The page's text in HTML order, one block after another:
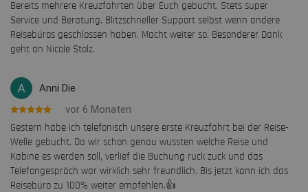
Bereits mehrere Kreuzfahrten über Euch gebucht. Stets super
Service und Beratung. Blitzschneller Support selbst wenn andere
Reisebüros geschlossen haben. Macht weiter so. Besonderer Dank
geht an Nicole Stolz.
Anni Die
vor 6 Monaten
Gestern habe ich telefonisch unsere erste Kreuzfahrt bei der Reise-
Welle gebucht. Da wir schon genau wussten welche Reise und
Kabine es werden soll, verlief die Buchung ruck zuck und das
Telefongespräch war wirklich sehr freundlich. Bis jetzt kann ich das
Reisebüro zu 100% weiter empfehlen.👍